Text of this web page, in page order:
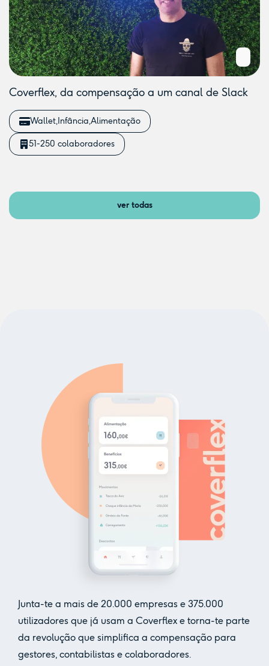
Coverflex, da compensação a um canal de Slack
Wallet Infância Alimentação
51-250 colaboradores
ver todas
Junta-te a mais de 20.000 empresas e 375.000
utilizadores que já usam a Coverflex e torna-te parte
da revolução que simplifica a compensação para
gestores, contabilistas e colaboradores.